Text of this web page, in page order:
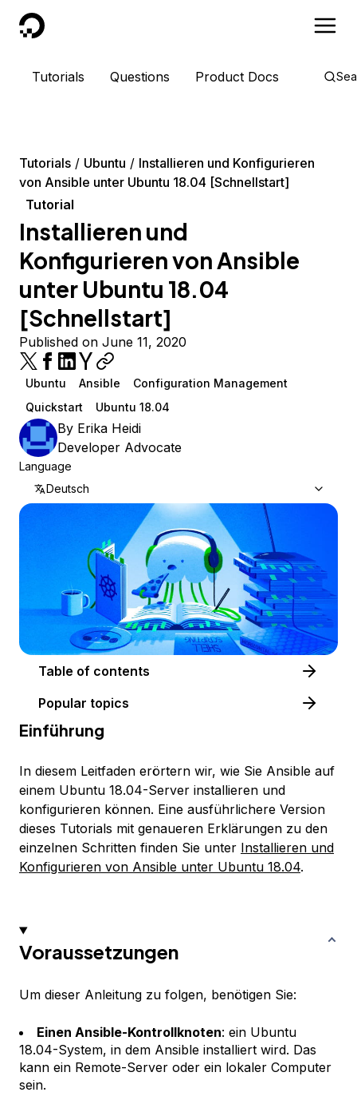
DigitalOcean
Tutorials Questions Product Docs
Tutorials Ubuntu
Installieren und Konfigurieren
von Ansible unter Ubuntu 18.04 [Schnellstart]
Tutorial
Installieren und
Konfigurieren von Ansible
unter Ubuntu 18.04
[Schnellstart]
Published on June 11, 2020
Ubuntu Ansible
Configuration Management
Quickstart
Ubuntu 18.04
By Erika Heidi
Developer Advocate
Language
Deutsch
Table of contents
Popular topics
Einführung
In diesem Leitfaden erörtern wir, wie Sie Ansible auf
einem Ubuntu 18.04-Server installieren und
konfigurieren können. Eine ausführlichere Version
dieses Tutorials mit genaueren Erklärungen zu den
einzelnen Schritten finden Sie unter Installieren und
Konfigurieren von Ansible unter Ubuntu 18.04.
Voraussetzungen
Um dieser Anleitung zu folgen, benötigen Sie:
Einen Ansible-Kontrollknoten: ein Ubuntu
18.04-System, in dem Ansible installiert wird. Das
kann ein Remote-Server oder ein lokaler Computer
sein.